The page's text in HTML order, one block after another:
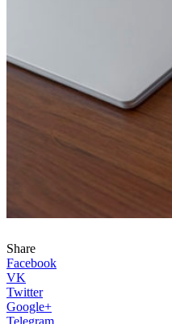
Share
Facebook
VK
Twitter
Google+
Telegram